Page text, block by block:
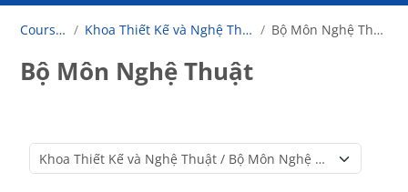
Courses Khoa Thiết Kế và Nghệ Thuật Bộ Môn Nghệ Thuật
Bộ Môn Nghệ Thuật
Course categories